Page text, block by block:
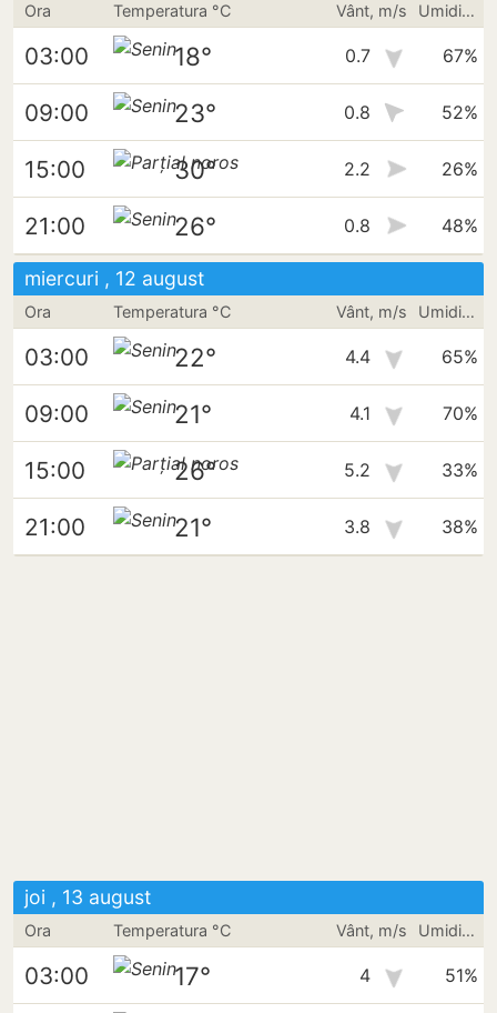
Ora Temperatura °C Vânt, m/s Umiditate
03:00 18° 0.7 67%
09:00 23° 0.8 52%
15:00 30° 2.2 26%
21:00 26° 0.8 48%
miercuri , 12 august
Ora Temperatura °C Vânt, m/s Umiditate
03:00 22° 4.4 65%
09:00 21° 4.1 70%
15:00 26° 5.2 33%
21:00 21° 3.8 38%
joi , 13 august
Ora Temperatura °C Vânt, m/s Umiditate
03:00 17° 4 51%